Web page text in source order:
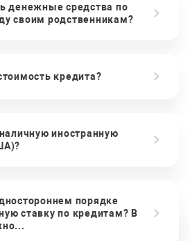
денежные средства по
своим родственникам?
кредита?
иностранную
порядке
ставку по кредитам? В